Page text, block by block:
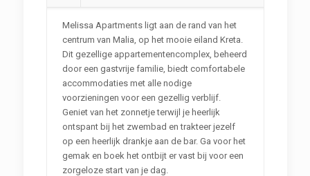
Melissa Apartments ligt aan de rand van het
centrum van Malia, op het mooie eiland Kreta.
Dit gezellige appartementencomplex, beheerd
door een gastvrije familie, biedt comfortabele
accommodaties met alle nodige
voorzieningen voor een gezellig verblijf.
Geniet van het zonnetje terwijl je heerlijk
ontspant bij het zwembad en trakteer jezelf
op een heerlijk drankje aan de bar. Ga voor het
gemak en boek het ontbijt er vast bij voor een
zorgeloze start van je dag.